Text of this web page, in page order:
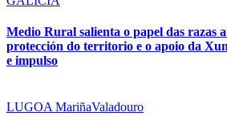
Medio Rural salienta o papel das razas
protección do territorio e o apoio da
e impulso
LUGOA MariñaValadouro